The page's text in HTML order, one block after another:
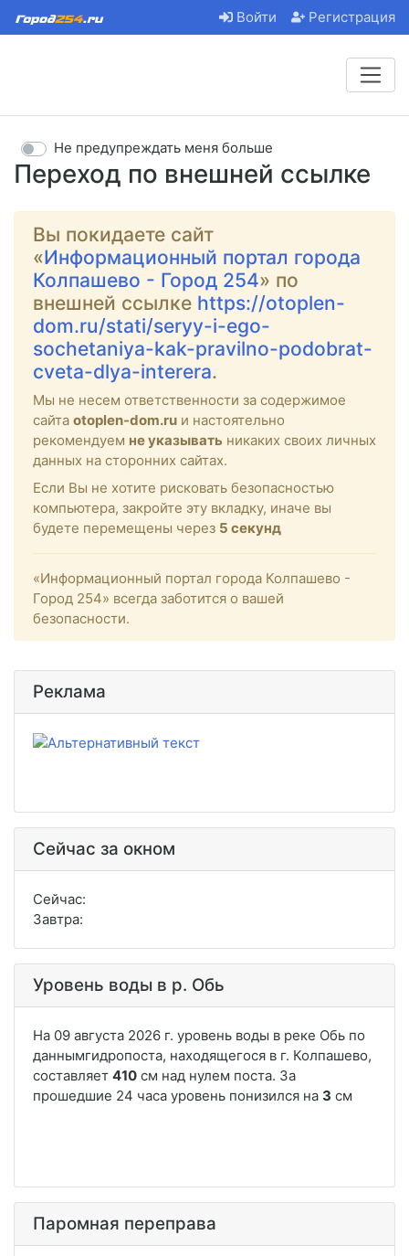
Войти Регистрация
Переход по внешней ссылке
Не предупреждать меня больше
Вы покидаете сайт
«Информационный портал города
Колпашево - Город 254» по
внешней ссылке https://otoplen-
dom.ru/stati/seryy-i-ego-
sochetaniya-kak-pravilno-podobrat-
cveta-dlya-interera.
Мы не несем ответственности за содержимое
сайта otoplen-dom.ru и настоятельно
рекомендуем не указывать никаких своих личных
данных на сторонних сайтах.
Если Вы не хотите рисковать безопасностью
компьютера, закройте эту вкладку, иначе вы
будете перемещены через 5 секунд
«Информационный портал города Колпашево -
Город 254» всегда заботится о вашей
безопасности.
Реклама
Сейчас за окном
Сейчас:
Завтра:
Уровень воды в р. Обь
Паромная переправа